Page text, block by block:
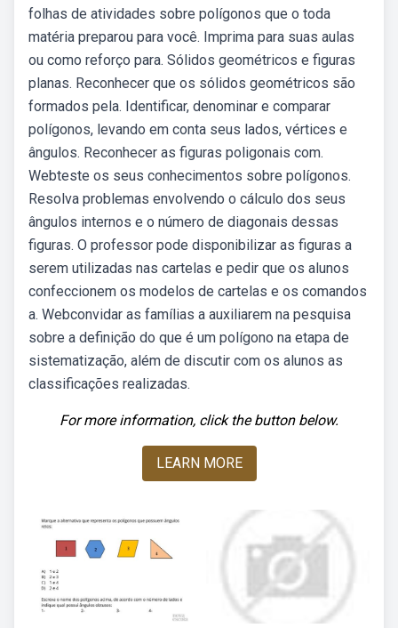
folhas de atividades sobre polígonos que o toda
matéria preparou para você. Imprima para suas aulas
ou como reforço para. Sólidos geométricos e figuras
planas. Reconhecer que os sólidos geométricos são
formados pela. Identificar, denominar e comparar
polígonos, levando em conta seus lados, vértices e
ângulos. Reconhecer as figuras poligonais com.
Webteste os seus conhecimentos sobre polígonos.
Resolva problemas envolvendo o cálculo dos seus
ângulos internos e o número de diagonais dessas
figuras. O professor pode disponibilizar as figuras a
serem utilizadas nas cartelas e pedir que os alunos
confeccionem os modelos de cartelas e os comandos
a. Webconvidar as famílias a auxiliarem na pesquisa
sobre a definição do que é um polígono na etapa de
sistematização, além de discutir com os alunos as
classificações realizadas.
For more information, click the button below.
LEARN MORE